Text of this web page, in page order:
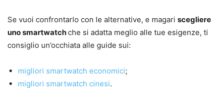
Se vuoi confrontarlo con le alternative, e magari scegliere
uno smartwatchche si adatta meglio alle tue esigenze, ti
consiglio un’occhiata alle guide sui:
migliori smartwatch economici;
migliori smartwatch cinesi.